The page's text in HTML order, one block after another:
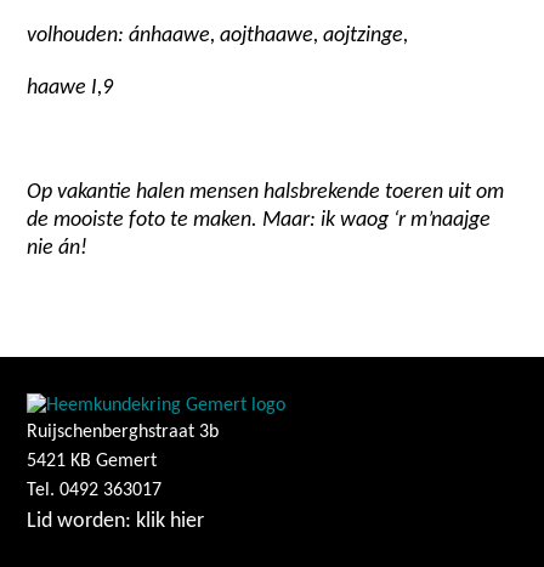
volhouden: ánhaawe, aojthaawe, aojtzinge,
haawe I,9
Op vakantie halen mensen halsbrekende toeren uit om
de mooiste foto te maken. Maar: ik waog ‘r m’naajge
nie án!
Ruijschenberghstraat 3b
5421 KB Gemert
Tel. 0492 363017
Lid worden: klik hier